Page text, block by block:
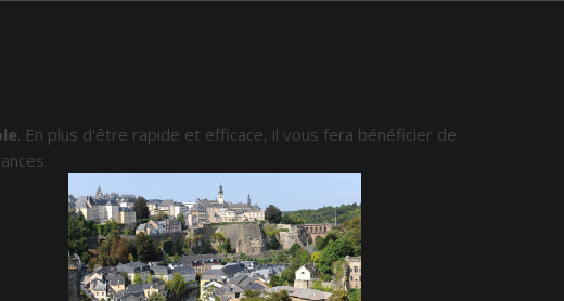
. En plus d'être rapide et efficace, il vous fera bénéficier de